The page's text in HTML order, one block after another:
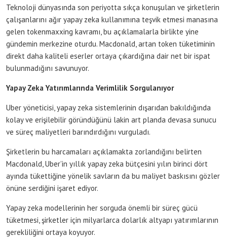
Teknoloji dünyasında son periyotta sıkça konuşulan ve şirketlerin
çalışanlarını ağır yapay zeka kullanımına teşvik etmesi manasına
gelen tokenmaxxing kavramı, bu açıklamalarla birlikte yine
gündemin merkezine oturdu. Macdonald, artan token tüketiminin
direkt daha kaliteli eserler ortaya çıkardığına dair net bir ispat
bulunmadığını savunuyor.
Yapay Zeka Yatırımlarında Verimlilik Sorgulanıyor
Uber yöneticisi, yapay zeka sistemlerinin dışarıdan bakıldığında
kolay ve erişilebilir göründüğünü lakin art planda devasa sunucu
ve süreç maliyetleri barındırdığını vurguladı.
Şirketlerin bu harcamaları açıklamakta zorlandığını belirten
Macdonald, Uber’in yıllık yapay zeka bütçesini yılın birinci dört
ayında tükettiğine yönelik savların da bu maliyet baskısını gözler
önüne serdiğini işaret ediyor.
Yapay zeka modellerinin her sorguda önemli bir süreç gücü
tüketmesi, şirketler için milyarlarca dolarlık altyapı yatırımlarının
gerekliliğini ortaya koyuyor.